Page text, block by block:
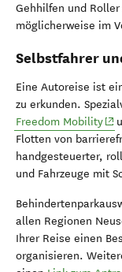
Gehhilfen und
möglicherweise im
Selbstfahrer
Eine Autoreise ist
zu erkunden.
Freedom Mobility
Flotten von
handgesteuerter,
und Fahrzeuge mit
allen Regionen
Ihrer Reise einen
organisieren.